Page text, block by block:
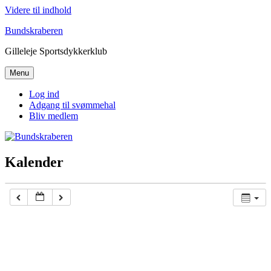
Videre til indhold
Bundskraberen
Gilleleje Sportsdykkerklub
Menu
Log ind
Adgang til svømmehal
Bliv medlem
Kalender